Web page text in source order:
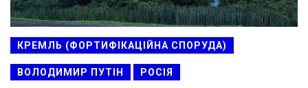
КРЕМЛЬ (ФОРТИФІКАЦІЙНА СПОРУДА)
ВОЛОДИМИР ПУТІН РОСІЯ